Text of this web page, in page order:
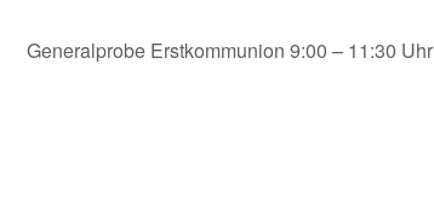
Generalprobe Erstkommunion 9:00 – 11:30 Uhr